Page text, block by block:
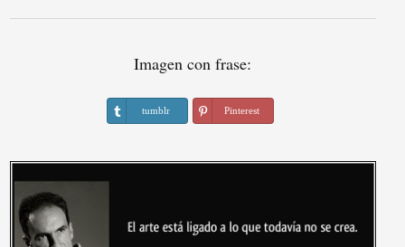
Imagen con frase:
tumblr Pinterest